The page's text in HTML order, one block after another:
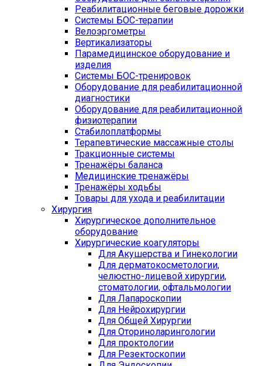
Реабилитационные беговые дорожки
Системы БОС-терапии
Велоэргометры
Вертикализаторы
Парамедицинское оборудование и
изделия
Системы БОС-тренировок
Оборудование для реабилитационной
диагностики
Оборудование для реабилитационной
физиотерапии
Стабилоплатформы
Терапевтические массажные столы
Тракционные системы
Тренажёры баланса
Медицинские тренажёры
Тренажёры ходьбы
Товары для ухода и реабилитации
Хирургия
Хирургическое дополнительное
оборудование
Хирургические коагуляторы
Для Акушерства и Гинекологии
Для дерматокосметологии,
челюстно-лицевой хирургии,
стоматологии, офтальмологии
Для Лапароскопии
Для Нейрохирургии
Для Общей Хирургии
Для Оториноларингологии
Для проктологии
Для Резектоскопии